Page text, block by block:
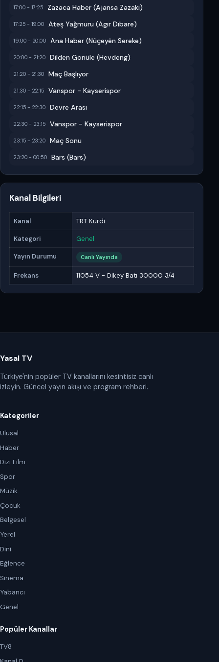
17:00 - 17:25 Zazaca Haber (Ajansa Zazaki)
17:25 - 19:00 Ateş Yağmuru (Agır Dıbare)
19:00 - 20:00 Ana Haber (Nûçeyên Sereke)
20:00 - 21:20 Dilden Gönüle (Hevdeng)
21:20 - 21:30 Maç Başlıyor
21:30 - 22:15 Vanspor - Kayserispor
22:15 - 22:30 Devre Arası
22:30 - 23:15 Vanspor - Kayserispor
23:15 - 23:20 Maç Sonu
23:20 - 00:50 Bars (Bars)
Kanal Bilgileri
Kanal TRT Kurdi
Kategori Genel
Yayın Durumu Canlı Yayında
Frekans 11054 V - Dikey Batı 30000 3/4
Yasal TV
Türkiye'nin popüler TV kanallarını kesintisiz canlı
izleyin. Güncel yayın akışı ve program rehberi.
Kategoriler
Ulusal
Haber
Dizi Film
Spor
Müzik
Çocuk
Belgesel
Yerel
Dini
Eğlence
Sinema
Yabancı
Genel
Popüler Kanallar
TV8